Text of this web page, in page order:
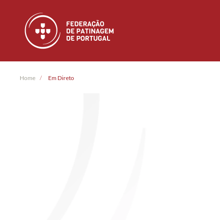
Skip to main content
Home Em Direto